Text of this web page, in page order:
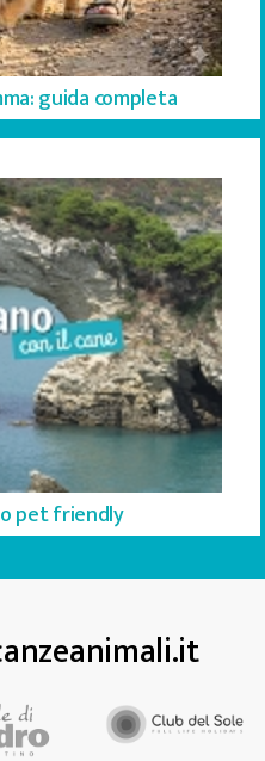
guida completa
pet friendly